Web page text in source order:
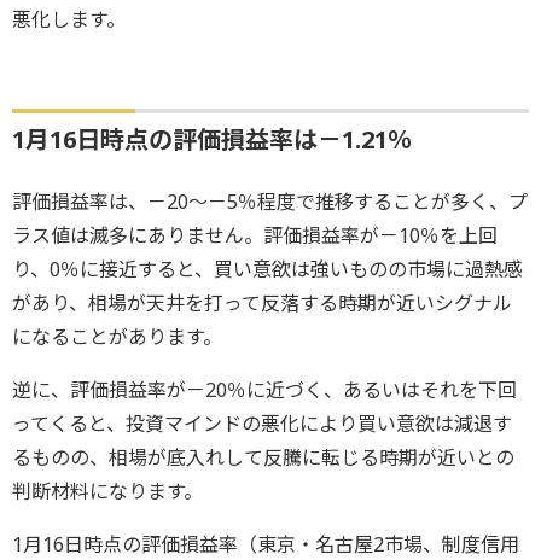
悪化します。
1月16日時点の評価損益率は－1.21％
評価損益率は、－20～－5％程度で推移することが多く、プ
ラス値は滅多にありません。評価損益率が－10％を上回
り、0％に接近すると、買い意欲は強いものの市場に過熱感
があり、相場が天井を打って反落する時期が近いシグナル
になることがあります。
逆に、評価損益率が－20％に近づく、あるいはそれを下回
ってくると、投資マインドの悪化により買い意欲は減退す
るものの、相場が底入れして反騰に転じる時期が近いとの
判断材料になります。
1月16日時点の評価損益率（東京・名古屋2市場、制度信用